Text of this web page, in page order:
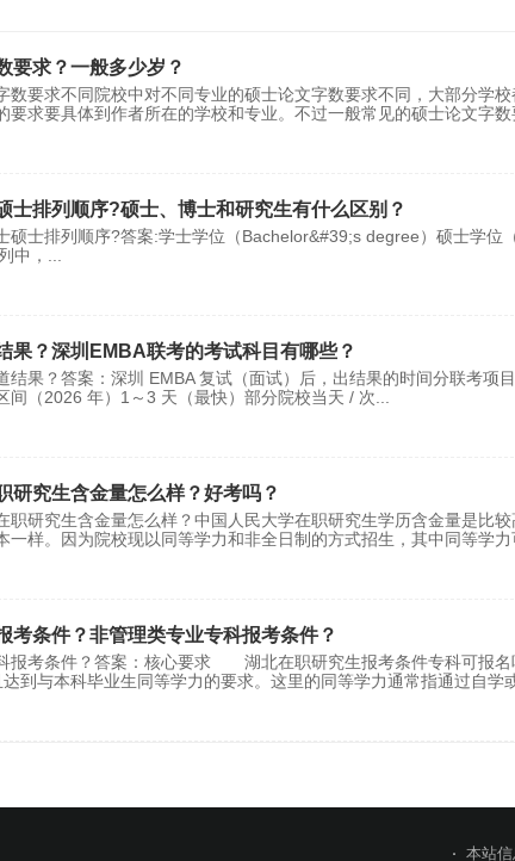
要求？一般多少岁？
数要求不同院校中对不同专业的硕士论文字数要求不同，大部分学
要求要具体到作者所在的学校和专业。不过一般常见的硕士论文字数
士排列顺序?硕士、博士和研究生有什么区别？
硕士排列顺序?答案:学士学位（Bachelor&#39;s degree）硕士学
中，
果？深圳EMBA联考的考试科目有哪些？
结果？答案：深圳 EMBA 复试（面试）后，出结果的时间分联考项
间（2026 年）1～3 天（最快）部分院校当天 / 次
研究生含金量怎么样？好考吗？
职研究生含金量怎么样？中国人民大学在职研究生学历含金量是比
一样。因为院校现以同等学力和非全日制的方式招生，其中同等学力
考条件？非管理类专业专科报考条件？
报考条件？答案：核心要求 湖北在职研究生报考条件专科可报名
到与本科毕业生同等学力的要求。这里的同等学力通常指通过自学
本站